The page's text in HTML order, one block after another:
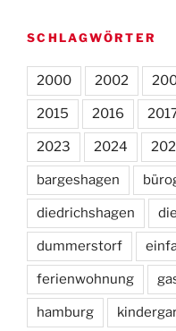
SCHLAGWÖRTER
2000 2002
2015 2016
2023 2024
bargeshagen
diedrichshagen
dummerstorf
ferienwohnung
hamburg